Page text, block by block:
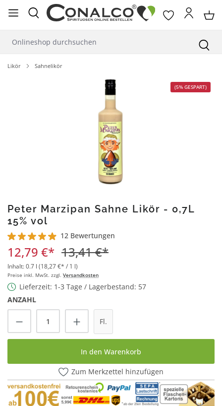
springen
Likör Sahnelikör
(5% GESPART)
Peter Marzipan Sahne Likör - 0,7L
15% vol
Durchschnittliche Bewertung von 4.9 von 5 Sternen
12 Bewertungen
12,79 €* 13,41 €*
Inhalt:0.7 l (18,27 €* / 1 l)
Preise inkl. MwSt. zzgl. Versandkosten
Lieferzeit: 1-3 Tage / Lagerbestand: 57
ANZAHL
Produkt Anzahl: Gib den gewünschten
Fl.
In den Warenkorb
Zum Merkzettel hinzufügen